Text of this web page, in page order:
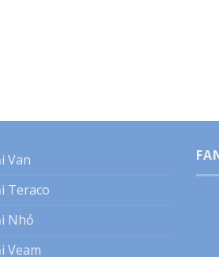
Van
Teraco
Nhỏ
Veam